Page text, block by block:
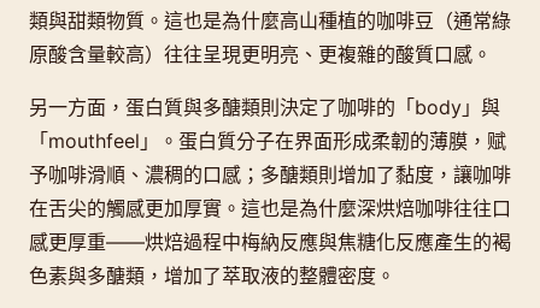
類與甜類物質。這也是為什麼高山種植的咖啡豆（通常綠
原酸含量較高）往往呈現更明亮、更複雜的酸質口感。
另一方面，蛋白質與多醣類則決定了咖啡的「body」與
「mouthfeel」。蛋白質分子在界面形成柔韌的薄膜，赋
予咖啡滑順、濃稠的口感；多醣類則增加了黏度，讓咖啡
在舌尖的觸感更加厚實。這也是為什麼深烘焙咖啡往往口
感更厚重——烘焙過程中梅納反應與焦糖化反應產生的褐
色素與多醣類，增加了萃取液的整體密度。